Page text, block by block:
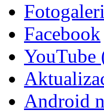
Facebook
YouTube
Android